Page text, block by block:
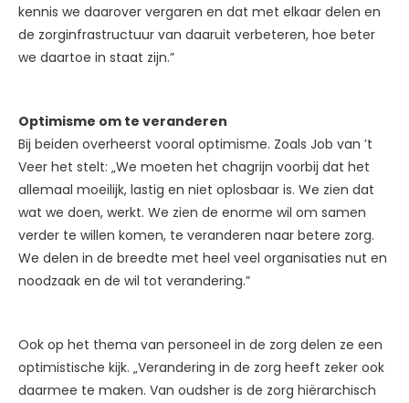
kennis we daarover vergaren en dat met elkaar delen en
de zorginfrastructuur van daaruit verbeteren, hoe beter
we daartoe in staat zijn.”
Optimisme om te veranderen
Bij beiden overheerst vooral optimisme. Zoals Job van ’t
Veer het stelt: „We moeten het chagrijn voorbij dat het
allemaal moeilijk, lastig en niet oplosbaar is. We zien dat
wat we doen, werkt. We zien de enorme wil om samen
verder te willen komen, te veranderen naar betere zorg.
We delen in de breedte met heel veel organisaties nut en
noodzaak en de wil tot verandering.”
Ook op het thema van personeel in de zorg delen ze een
optimistische kijk. „Verandering in de zorg heeft zeker ook
daarmee te maken. Van oudsher is de zorg hiërarchisch